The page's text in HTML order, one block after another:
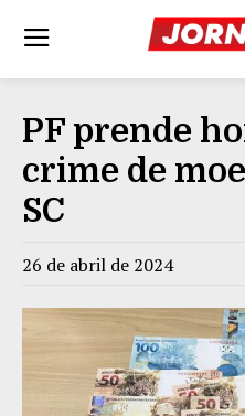
PF prende
crime de
SC
26 de abril de 2024